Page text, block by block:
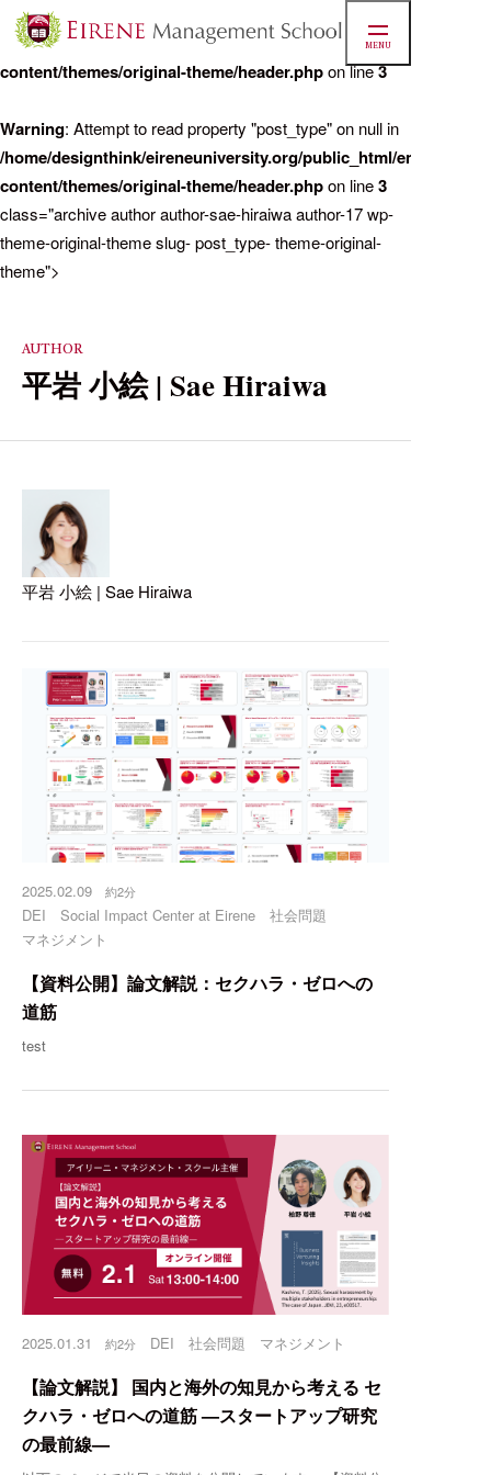
Warning
/home/designthink/eireneuniversity.org/public_html/ems/cms/
content/themes/original-theme/header.phpon line3
Warning: Attempt to read property "post_type" on null in
/home/designthink/eireneuniversity.org/public_html/ems/cms/
content/themes/original-theme/header.phpon line3
class="archive author author-sae-hiraiwa author-17 wp-
theme-original-theme slug- post_type- theme-original-
theme">
MENU
AUTHOR
平岩 小絵 | Sae Hiraiwa
平岩 小絵 | Sae Hiraiwa
2025.02.09 約2分
DEI Social Impact Center at Eirene
社会問題
マネジメント
【資料公開】論文解説：セクハラ・ゼロへの
道筋
test
2025.01.31 約2分 DEI 社会問題 マネジメント
【論文解説】 国内と海外の知見から考える セ
クハラ・ゼロへの道筋 —スタートアップ研究
の最前線—